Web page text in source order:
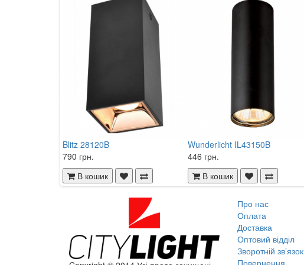
Blitz 28120B
790 грн.
В кошик
Wunderlicht IL43150B
446 грн.
В кошик
Про нас
Оплата
Доставка
Оптовий відділ
Зворотній зв’язок